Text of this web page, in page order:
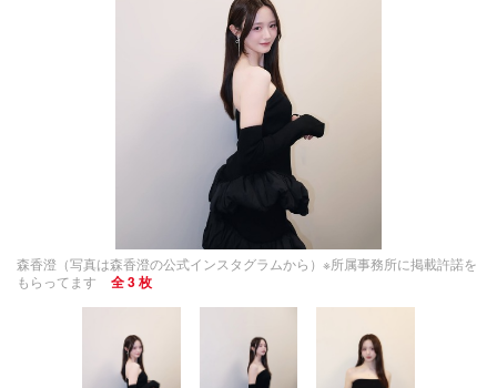
森香澄（写真は森香澄の公式インスタグラムから）※所属事務所に掲載許諾を
もらってます
全 3 枚